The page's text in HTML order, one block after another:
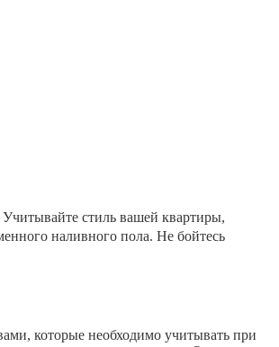
стиль вашей квартиры,
наливного пола. Не бойтесь
которые необходимо учитывать при